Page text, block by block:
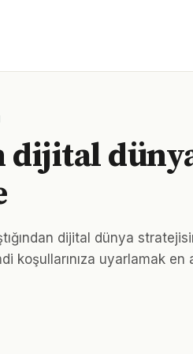
dijital
dijital dünya
uyarlamak en